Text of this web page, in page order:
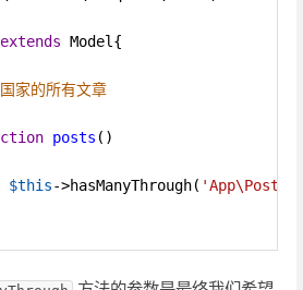
extends Model {
家的所有文章
posts ()
$this->hasManyThrough( 'App\Post'